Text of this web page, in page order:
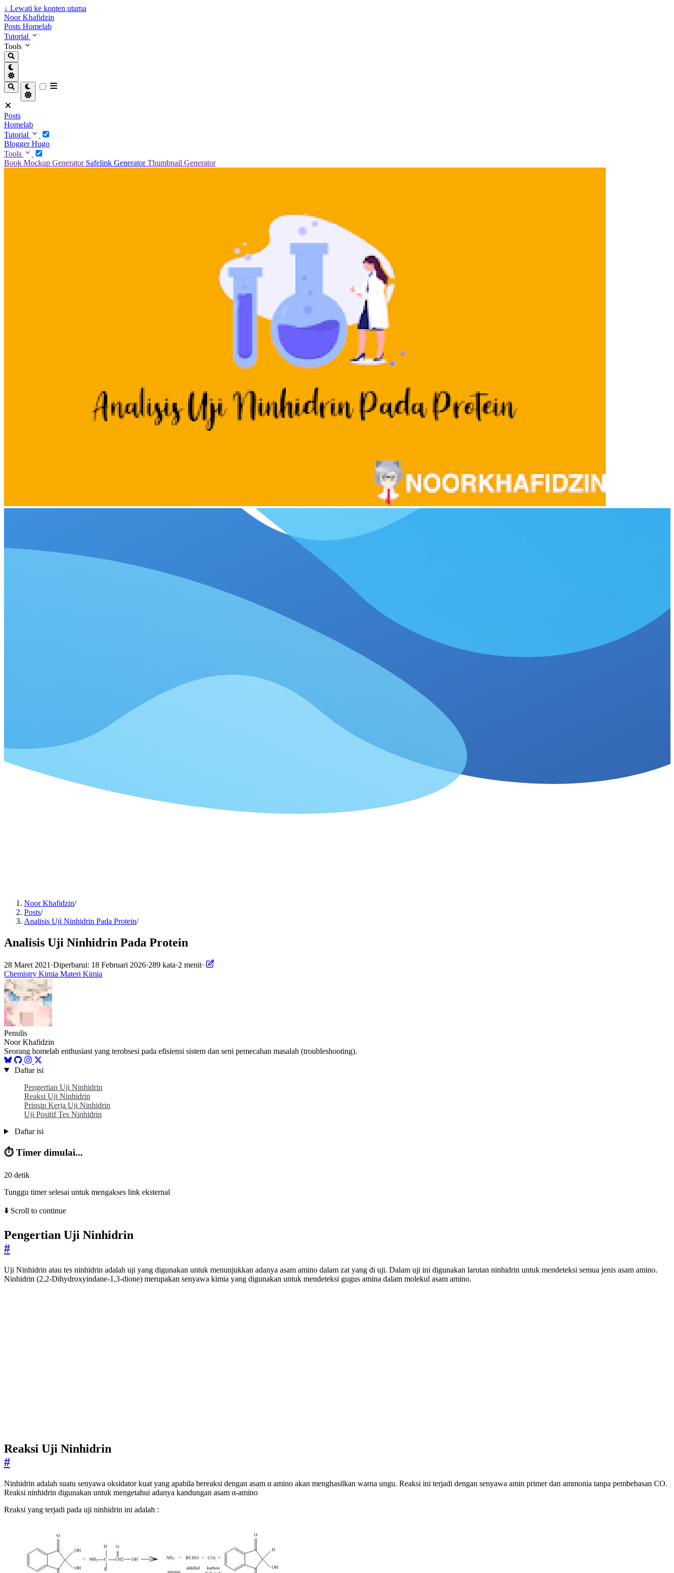
↓ Lewati ke konten utama
Noor Khafidzin
Posts Homelab
Tutorial
Tools
Posts
Homelab
Tutorial
BloggerHugo
Tools
Book Mockup Generator Safelink GeneratorThumbnail Generator
Noor Khafidzin/
Posts/
Analisis Uji Ninhidrin Pada Protein/
Analisis Uji Ninhidrin Pada Protein
28 Maret 2021 ·Diperbarui: 18 Februari 2026·289 kata·2 menit·
Chemistry Kimia Materi Kimia
Penulis
Noor Khafidzin
Seorang homelab enthusiast yang terobsesi pada efisiensi sistem dan seni pemecahan masalah (troubleshooting).
Daftar isi
Pengertian Uji Ninhidrin
Reaksi Uji Ninhidrin
Prinsip Kerja Uji Ninhidrin
Uji Positif Tes Ninhidrin
Daftar isi
⏱️ Timer dimulai...
20 detik
Tunggu timer selesai untuk mengakses link eksternal
⬇️ Scroll to continue
Pengertian Uji Ninhidrin
#
Uji Ninhidrin atau tes ninhidrin adalah uji yang digunakan untuk menunjukkan adanya asam amino dalam zat yang di uji. Dalam uji ini digunakan larutan ninhidrin untuk mendeteksi semua jenis asam amino.
Ninhidrin (2,2-Dihydroxyindane-1,3-dione) merupakan senyawa kimia yang digunakan untuk mendeteksi gugus amina dalam molekul asam amino.
Reaksi Uji Ninhidrin
#
Ninhidrin adalah suatu senyawa oksidator kuat yang apabila bereaksi dengan asam α amino akan menghasilkan warna ungu. Reaksi ini terjadi dengan senyawa amin primer dan ammonia tanpa pembebasan CO.
Reaksi ninhidrin digunakan untuk mengetahui adanya kandungan asam α-amino
Reaksi yang terjadi pada uji ninhidrin ini adalah :